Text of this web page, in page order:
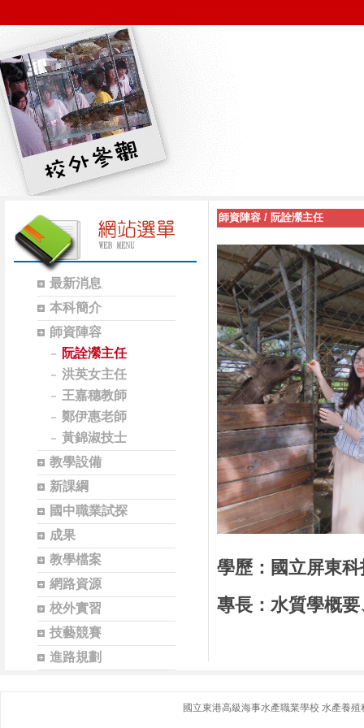
最新消息
本科簡介
師資陣容
阮詮瀠主任
洪英女主任
王嘉穗教師
鄭伊惠老師
黃錦淑技士
教學設備
新課綱
國中職業試探
成果
教學檔案
網路資源
校外實習
技藝競賽
進路規劃
師資陣容 / 阮詮瀠主任
學歷：國立屏東
專長：水質學概
國立東港高級海事水產職業學校 水產養